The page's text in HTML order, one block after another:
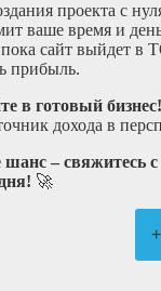
проекта с
ваше время и
сайт выйдет в
прибыль.
в готовый бизнес!
дохода в
шанс – свяжитесь
🚀